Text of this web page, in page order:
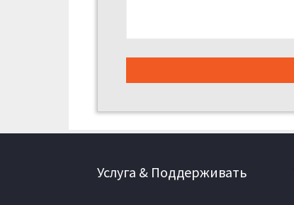
Услуга & Поддерживать